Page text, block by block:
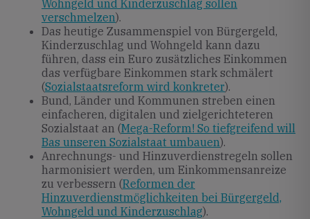
Wohngeld und Kinderzuschlag sollen
verschmelzen).
Das heutige Zusammenspiel von Bürgergeld,
Kinderzuschlag und Wohngeld kann dazu
führen, dass ein Euro zusätzliches Einkommen
das verfügbare Einkommen stark schmälert
(Sozialstaatsreform wird konkreter).
Bund, Länder und Kommunen streben einen
einfacheren, digitalen und zielgerichteteren
Sozialstaat an (Mega-Reform! So tiefgreifend will
Bas unseren Sozialstaat umbauen).
Anrechnungs- und Hinzuverdienstregeln sollen
harmonisiert werden, um Einkommensanreize
zu verbessern (Reformen der
Hinzuverdienstmöglichkeiten bei Bürgergeld,
Wohngeld und Kinderzuschlag).